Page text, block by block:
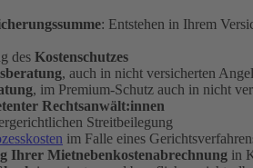
: Entstehen in Ihrem
des Kostenschutzes
, auch in nicht versicherten
, im Premium-Schutz auch in nicht
Rechtsanwält:innen
Streitbeilegung
im Falle eines
Ihrer Mietnebenkostenabrechnung in